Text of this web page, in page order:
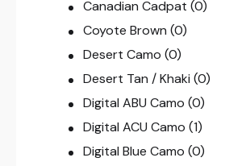
Canadian Cadpat (0)
Coyote Brown (0)
Desert Camo (0)
Desert Tan / Khaki (0)
Digital ABU Camo (0)
Digital ACU Camo (1)
Digital Blue Camo (0)